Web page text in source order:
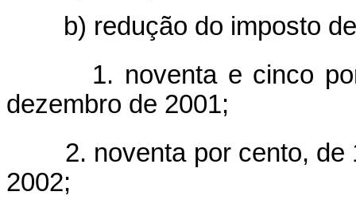
b) redução do imposto
1. noventa e cinco por
dezembro de 2001;
2. noventa por cento, de
2002;